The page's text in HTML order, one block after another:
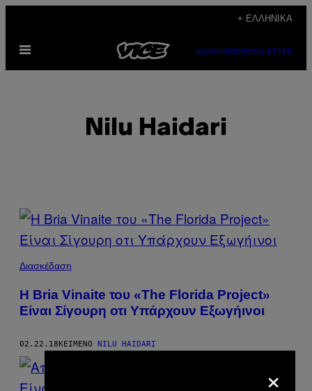
περιεχόμενο
+ ΕΛΛΗΝΙΚΆ
Ανοίξτε
μενού
SUBSCRIBENEWSLETTER
Nilu Haidari
POSTS
BY
THIS
AUTHOR
Διασκέδαση
H Bria Vinaite του «The Florida Project»
Είναι Σίγουρη οτι Υπάρχουν Εξωγήινοι
02.22.18ΚΕΊΜΕΝΟ NILU HAIDARI
×